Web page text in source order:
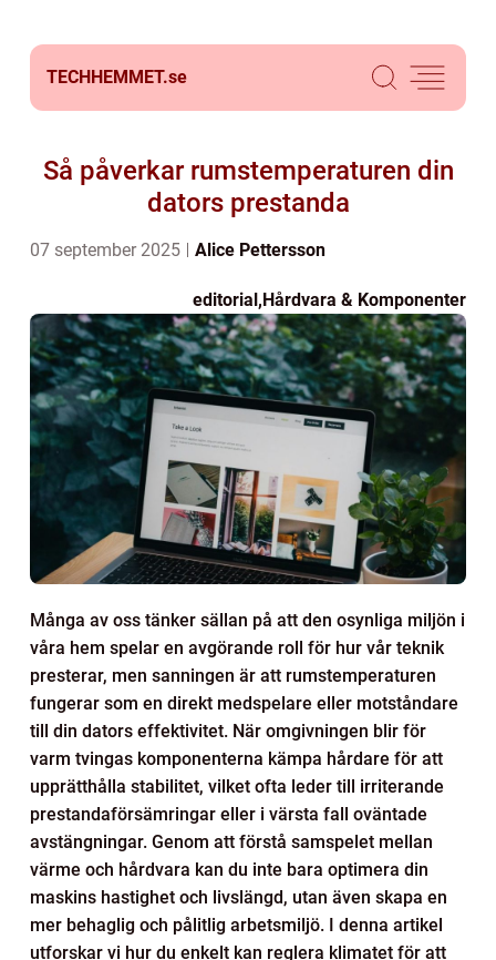
TECHHEMMET.se
Så påverkar rumstemperaturen din
dators prestanda
07 september 2025 Alice Pettersson
editorial,Hårdvara & Komponenter
Många av oss tänker sällan på att den osynliga miljön i
våra hem spelar en avgörande roll för hur vår teknik
presterar, men sanningen är att rumstemperaturen
fungerar som en direkt medspelare eller motståndare
till din dators effektivitet. När omgivningen blir för
varm tvingas komponenterna kämpa hårdare för att
upprätthålla stabilitet, vilket ofta leder till irriterande
prestandaförsämringar eller i värsta fall oväntade
avstängningar. Genom att förstå samspelet mellan
värme och hårdvara kan du inte bara optimera din
maskins hastighet och livslängd, utan även skapa en
mer behaglig och pålitlig arbetsmiljö. I denna artikel
utforskar vi hur du enkelt kan reglera klimatet för att